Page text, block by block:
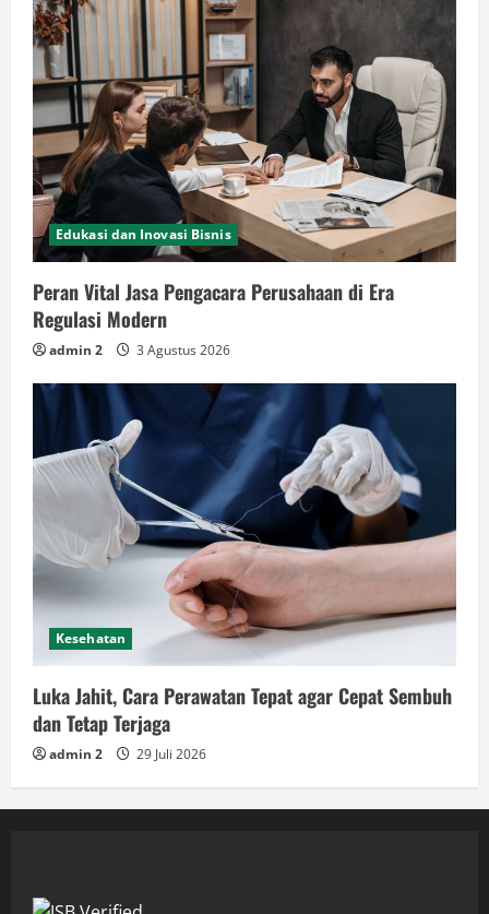
Edukasi dan Inovasi Bisnis
Peran Vital Jasa Pengacara Perusahaan di Era
Regulasi Modern
admin 2 3 Agustus 2026
Kesehatan
Luka Jahit, Cara Perawatan Tepat agar Cepat Sembuh
dan Tetap Terjaga
admin 2 29 Juli 2026